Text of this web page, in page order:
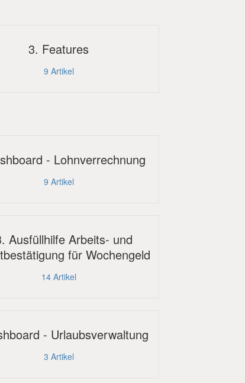
3. Features
9 Artikel
- Lohnverrechnung
9 Artikel
Ausfüllhilfe Arbeits- und
für Wochengeld
14Artikel
- Urlaubsverwaltung
3 Artikel